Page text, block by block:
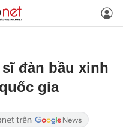
đàn bầu xinh
gia